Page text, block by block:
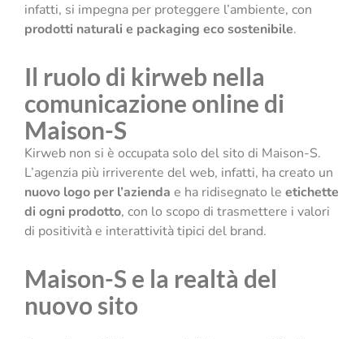
infatti, si impegna per proteggere l’ambiente, con
prodotti naturali e packaging eco sostenibile.
Il ruolo di kirweb nella
comunicazione online di
Maison-S
Kirweb non si è occupata solo del sito di Maison-S.
L’agenzia più irriverente del web, infatti, ha creato un
nuovo logo per l’azienda e ha ridisegnato le etichette
di ogni prodotto, con lo scopo di trasmettere i valori
di positività e interattività tipici del brand.
Maison-S e la realtà del
nuovo sito